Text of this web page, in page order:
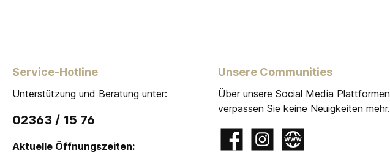
Service-Hotline
Unterstützung und Beratung unter:
02363 / 15 76
Aktuelle Öffnungszeiten:
Unsere Communities
Über unsere Social Media Plattformen
verpassen Sie keine Neuigkeiten mehr.
FacebookInstagramWebsite